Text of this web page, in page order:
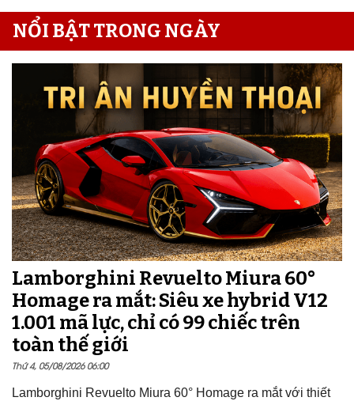
NỔI BẬT TRONG NGÀY
Lamborghini Revuelto Miura 60°
Homage ra mắt: Siêu xe hybrid V12
1.001 mã lực, chỉ có 99 chiếc trên
toàn thế giới
Thứ 4, 05/08/2026 06:00
Lamborghini Revuelto Miura 60° Homage ra mắt với thiết